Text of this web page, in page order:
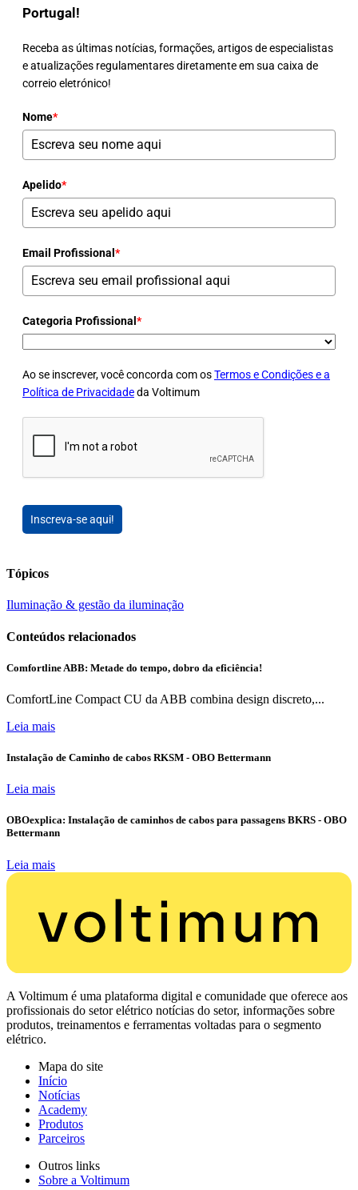
Portugal!
Receba as últimas notícias, formações, artigos de especialistas
e atualizações regulamentares diretamente em sua caixa de
correio eletrónico!
Nome*
Apelido*
Email Profissional *
Categoria Profissional *
Ao se inscrever, você concorda com osTermos e Condições e a
Política de Privacidadeda Voltimum
Inscreva-se aqui!
Tópicos
Iluminação & gestão da iluminação
Conteúdos relacionados
Comfortline ABB: Metade do tempo, dobro da eficiência!
ComfortLine Compact CU da ABB combina design discreto,...
Leia mais
Instalação de Caminho de cabos RKSM - OBO Bettermann
Leia mais
OBOexplica: Instalação de caminhos de cabos para passagens BKRS - OBO
Bettermann
Leia mais
A Voltimum é uma plataforma digital e comunidade que oferece aos
profissionais do setor elétrico notícias do setor, informações sobre
produtos, treinamentos e ferramentas voltadas para o segmento
elétrico.
Mapa do site
Início
Notícias
Academy
Produtos
Parceiros
Outros links
Sobre a Voltimum